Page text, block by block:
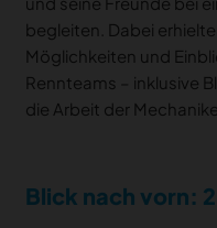
begleiten. Dabei
Möglichkeiten und
Rennteams – inklusive
die Arbeit der
Blick nach vorn: